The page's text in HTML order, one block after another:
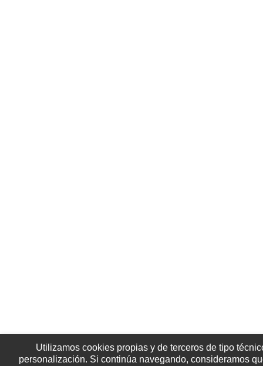
Utilizamos cookies propias y de terceros de tipo
personalización. Si continúa navegando, consideramos